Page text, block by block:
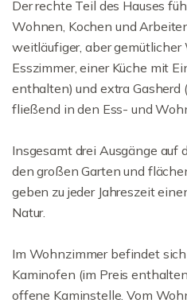
Der rechte Teil des Hauses
Wohnen, Kochen und
weitläufiger, aber
Esszimmer, einer Küche mit
enthalten) und extra Gasherd
fließend in den Ess- und
Insgesamt drei Ausgänge auf
den großen Garten und
geben zu jeder Jahreszeit
Natur.
Im Wohnzimmer befindet
Kaminofen (im Preis
offene Kaminstelle. Vom